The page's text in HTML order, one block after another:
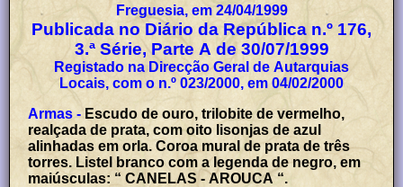
Freguesia, em 24/04/1999
Publicada no Diário da República n.º 176,
3.ª Série, Parte A de 30/07/1999
Registado na Direcção Geral de Autarquias
Locais, com o n.º 023/2000, em 04/02/2000
Armas - Escudo de ouro, trilobite de vermelho,
realçada de prata, com oito lisonjas de azul
alinhadas em orla. Coroa mural de prata de três
torres. Listel branco com a legenda de negro, em
maiúsculas: “ CANELAS - AROUCA “.